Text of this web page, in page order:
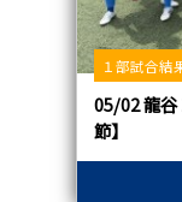
１部試合結
05/02 龍谷
節】